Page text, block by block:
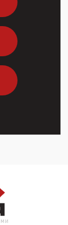
сообщил,
до конца
через